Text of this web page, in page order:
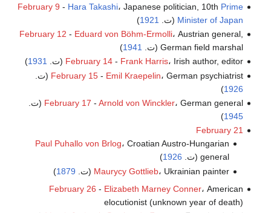
February 9 - Hara Takashi، Japanese politician, 10th Prime
Minister of Japan (ت. 1921
)
February 12 - Eduard von Böhm-Ermolli، Austrian general,
German field marshal (ت.
1941
)
February 14- Frank Harris، Irish author, editor (ت. 1931
)
February 15- Emil Kraepelin، German psychiatrist (ت.
1926
)
February 17 - Arnold von Winckler، German general (ت.
1945
)
February 21
Paul Puhallo von Brlog، Croatian Austro-Hungarian
general (ت.
1926
)
Maurycy Gottlieb، Ukrainian painter (ت. 1879
)
February 26 - Elizabeth Marney Conner، American
elocutionist (unknown year of death)